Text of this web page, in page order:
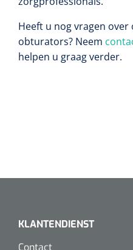
Software
Alcoholmeter
Steriele velden
Paraffine verbanden
Heeft u nog vragen
obturators? Neem
helpen u graag verder.
KLANTENDIENST
Contact